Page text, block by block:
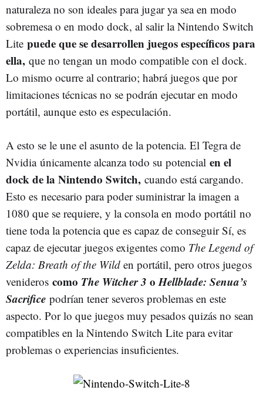
naturaleza no son ideales para jugar ya sea en modo
sobremesa o en modo dock, al salir la Nintendo Switch
Lite puede que se desarrollen juegos específicos para
ella, que no tengan un modo compatible con el dock.
Lo mismo ocurre al contrario; habrá juegos que por
limitaciones técnicas no se podrán ejecutar en modo
portátil, aunque esto es especulación.
A esto se le une el asunto de la potencia. El Tegra de
Nvidia únicamente alcanza todo su potencial en el
dock de la Nintendo Switch, cuando está cargando.
Esto es necesario para poder suministrar la imagen a
1080 que se requiere, y la consola en modo portátil no
tiene toda la potencia que es capaz de conseguir Sí, es
capaz de ejecutar juegos exigentes como The Legend of
Zelda: Breath of the Wild en portátil, pero otros juegos
venideros como The Witcher 3 oHellblade: Senua’s
Sacrifice podrían tener severos problemas en este
aspecto. Por lo que juegos muy pesados quizás no sean
compatibles en la Nintendo Switch Lite para evitar
problemas o experiencias insuficientes.